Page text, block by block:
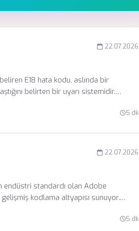
22.07.2026
E18 hata kodu, aslında bir
belirten bir uyarı sistemidir.
takip edilir.
5 dk
22.07.2026
endüstri standardı olan Adobe
kodlama altyapısı sunuyor.
da getiriyor. Birçok kullanıcı,
sırasında sistemin çökmesi veya
5 dk